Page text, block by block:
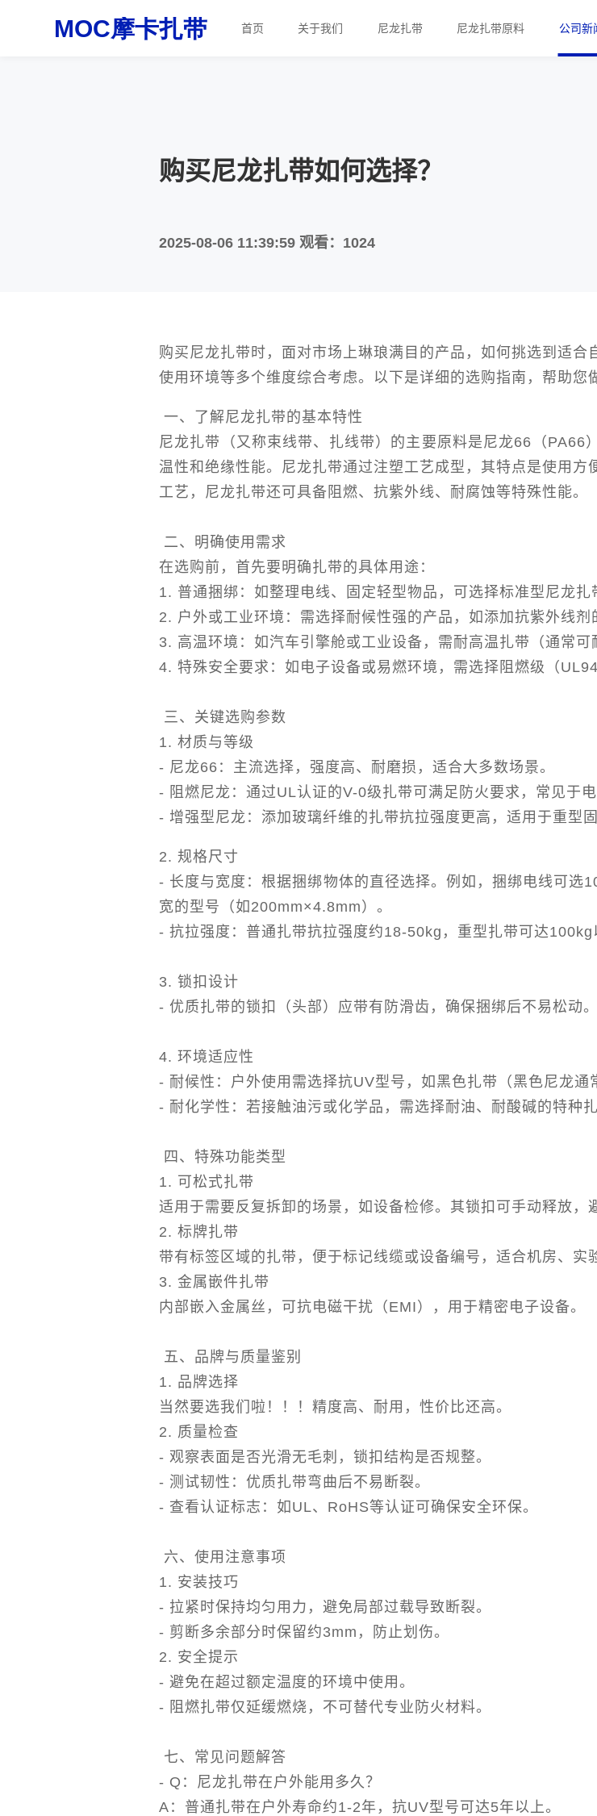
首页 关于我们 尼龙扎带 尼龙扎带原料 公司新
购买尼龙扎带如何选择？
2025-08-06 11:39:59 观看：1024
购买尼龙扎带时，面对市场上琳琅满目的产品，如何挑选到适合
使用环境等多个维度综合考虑。以下是详细的选购指南，帮助您
一、了解尼龙扎带的基本特性
尼龙扎带（又称束线带、扎线带）的主要原料是尼龙66（PA66
温性和绝缘性能。尼龙扎带通过注塑工艺成型，其特点是使用
工艺，尼龙扎带还可具备阻燃、抗紫外线、耐腐蚀等特殊性能。
二、明确使用需求
在选购前，首先要明确扎带的具体用途：
1. 普通捆绑：如整理电线、固定轻型物品，可选择标准型尼龙扎
2. 户外或工业环境：需选择耐候性强的产品，如添加抗紫外线剂
3. 高温环境：如汽车引擎舱或工业设备，需耐高温扎带（通常
4. 特殊安全要求：如电子设备或易燃环境，需选择阻燃级（
三、关键选购参数
1. 材质与等级
- 尼龙66：主流选择，强度高、耐磨损，适合大多数场景。
- 阻燃尼龙：通过UL认证的V-0级扎带可满足防火要求，常见于电
- 增强型尼龙：添加玻璃纤维的扎带抗拉强度更高，适用于重型固
2. 规格尺寸
- 长度与宽度：根据捆绑物体的直径选择。例如，捆绑电线可选
宽的型号（如200mm×4.8mm）。
- 抗拉强度：普通扎带抗拉强度约18-50kg，重型扎带可达100kg
3. 锁扣设计
- 优质扎带的锁扣（头部）应带有防滑齿，确保捆绑后不易松动
4. 环境适应性
- 耐候性：户外使用需选择抗UV型号，如黑色扎带（黑色尼龙通
- 耐化学性：若接触油污或化学品，需选择耐油、耐酸碱的特种扎
四、特殊功能类型
1. 可松式扎带
适用于需要反复拆卸的场景，如设备检修。其锁扣可手动释放，
2. 标牌扎带
带有标签区域的扎带，便于标记线缆或设备编号，适合机房、实
3. 金属嵌件扎带
内部嵌入金属丝，可抗电磁干扰（EMI），用于精密电子设备。
五、品牌与质量鉴别
1. 品牌选择
当然要选我们啦！！！精度高、耐用，性价比还高。
2. 质量检查
- 观察表面是否光滑无毛刺，锁扣结构是否规整。
- 测试韧性：优质扎带弯曲后不易断裂。
- 查看认证标志：如UL、RoHS等认证可确保安全环保。
六、使用注意事项
1. 安装技巧
- 拉紧时保持均匀用力，避免局部过载导致断裂。
- 剪断多余部分时保留约3mm，防止划伤。
2. 安全提示
- 避免在超过额定温度的环境中使用。
- 阻燃扎带仅延缓燃烧，不可替代专业防火材料。
七、常见问题解答
- Q：尼龙扎带在户外能用多久？
A：普通扎带在户外寿命约1-2年，抗UV型号可达5年以上。